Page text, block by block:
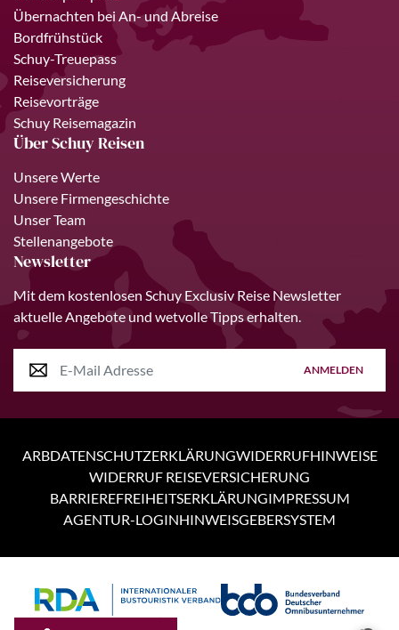
4 Tage
Übernachten bei An- und Abreise
Bordfrühstück
Schuy-Treuepass
Reiseversicherung
Reisevorträge
Schuy Reisemagazin
Über Schuy Reisen
Unsere Werte
Unsere Firmengeschichte
Unser Team
Stellenangebote
Newsletter
Mit dem kostenlosen Schuy Exclusiv Reise Newsletter
aktuelle Angebote und wetvolle Tipps erhalten.
ANMELDEN
ARBDATENSCHUTZERKLÄRUNGWIDERRUFHINWEISE
WIDERRUF REISEVERSICHERUNG
BARRIEREFREIHEITSERKLÄRUNGIMPRESSUM
AGENTUR-LOGINHINWEISGEBERSYSTEM